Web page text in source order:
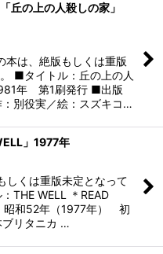
丘の上の人殺しの家」
本は、絶版もしくは重版
■タイトル：丘の上の人
年 第1刷発行 ■出版
別役実／絵：スズキコ…
」1977年
しくは重版未定となって
THE WELL ＊READ
昭和52年（1977年） 初
リタニカ …